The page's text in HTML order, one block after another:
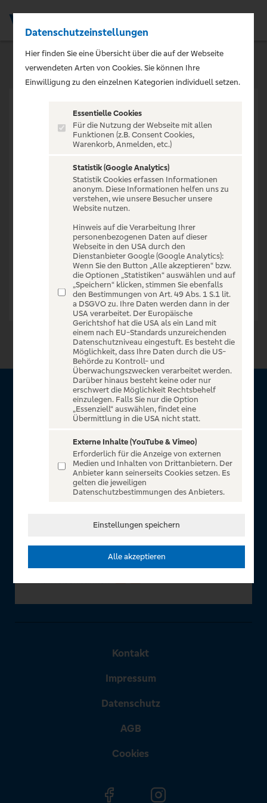
VERANSTALTUNG NICHT
GEFUNDEN
Zur Startseite
Über VR Entertain
für alle Kunden der Volksbanken Raiffeisenbanken. Auf
unserem einzigartigen Portal finden Sie Tickets für
atemberaubende Konzerte, Musicals und Shows, die
Fußball-Bundesliga sowie die Champions League und die
In Zusammenarbeit mit
Kontakt
Impressum
Datenschutz
AGB
Cookies
Datenschutzeinstellungen
Hier finden Sie eine Übersicht über die auf der Webseite
verwendeten Arten von Cookies. Sie können Ihre
Einwilligung zu den einzelnen Kategorien individuell setzen.
Essentielle Cookies
Für die Nutzung der Webseite mit allen
Funktionen (z.B. Consent Cookies,
Warenkorb, Anmelden, etc.)
Statistik (Google Analytics)
Statistik Cookies erfassen Informationen
anonym. Diese Informationen helfen uns zu
verstehen, wie unsere Besucher unsere
Website nutzen.
Hinweis auf die Verarbeitung Ihrer
personenbezogenen Daten auf dieser
Webseite in den USA durch den
Dienstanbieter Google (Google Analytics):
Wenn Sie den Button „Alle akzeptieren“ bzw.
die Optionen „Statistiken“ auswählen und auf
„Speichern“ klicken, stimmen Sie ebenfalls
den Bestimmungen von Art. 49 Abs. 1 S.1 lit.
a DSGVO zu. Ihre Daten werden dann in der
USA verarbeitet. Der Europäische
Gerichtshof hat die USA als ein Land mit
einem nach EU-Standards unzureichenden
Datenschutzniveau eingestuft. Es besteht die
Möglichkeit, dass Ihre Daten durch die US-
Behörde zu Kontroll- und
Überwachungszwecken verarbeitet werden.
Darüber hinaus besteht keine oder nur
erschwert die Möglichkeit Rechtsbehelf
einzulegen. Falls Sie nur die Option
„Essenziell“ auswählen, findet eine
Übermittlung in die USA nicht statt.
Externe Inhalte (YouTube & Vimeo)
Erforderlich für die Anzeige von externen
Medien und Inhalten von Drittanbietern. Der
Anbieter kann seinerseits Cookies setzen. Es
gelten die jeweiligen
Datenschutzbestimmungen des Anbieters.
Einstellungen speichern
Alle akzeptieren